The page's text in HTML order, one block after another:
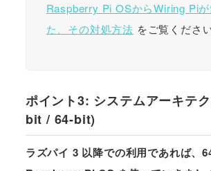
Raspberry Pi OSからWiring Piが
た、その対処方法 をご覧ください
ポイント3: システムアーキテ
bit / 64-bit)
ラズパイ 3 以降での利用であれば、